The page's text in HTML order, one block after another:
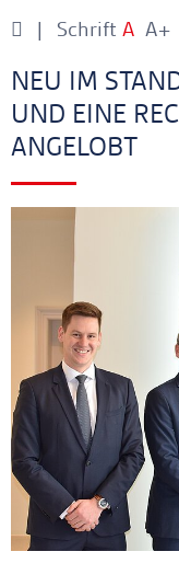
Schrift A A+
Ankerlink
NEU IM
UND EINE
ANGELOBT